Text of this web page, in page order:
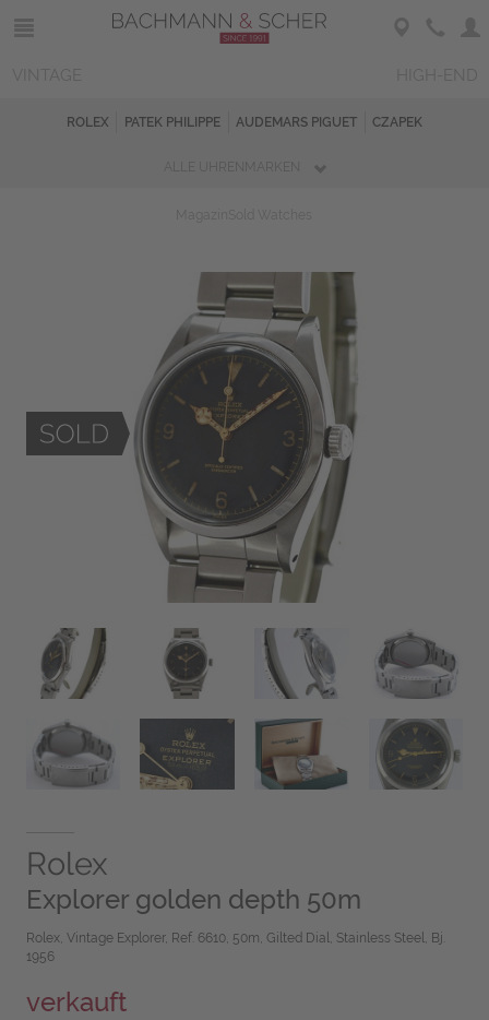
ROLEX PATEK PHILIPPE AUDEMARS PIGUET CZAPEK
Rolex
Explorer golden depth 50m
Rolex, Vintage Explorer, Ref. 6610, 50m, Gilted Dial, Stainless Steel, Bj.
1956
verkauft